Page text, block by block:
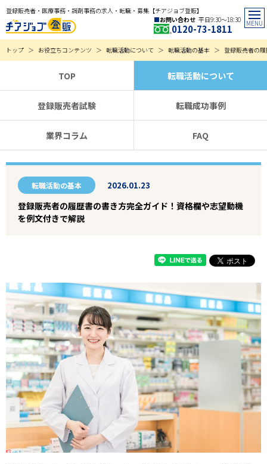
登録販売者・医療事務・調剤事務の求人・転職・募集【チアジョブ登販】
お問い合わせ 平日9:30〜18:30
0120-73-1811
トップ お役立ちコンテンツ 転職活動について 転職活動の基本 登録販売者の
TOP 転職活動について
登録販売者試験 転職成功事例
業界コラム FAQ
転職活動の基本 2026.01.23
登録販売者の履歴書の書き方完全ガイド！資格欄や志望動機
を例文付きで解説